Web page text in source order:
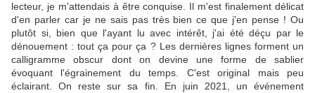
lecteur, je m'attendais à être conquise. Il m'est finalement délicat
d'en parler car je ne sais pas très bien ce que j'en pense ! Ou
plutôt si, bien que l'ayant lu avec intérêt, j'ai été déçu par le
dénouement : tout ça pour ça ? Les dernières lignes forment un
calligramme obscur dont on devine une forme de sablier
évoquant l'égrainement du temps. C'est original mais peu
éclairant. On reste sur sa fin. En juin 2021, un événement